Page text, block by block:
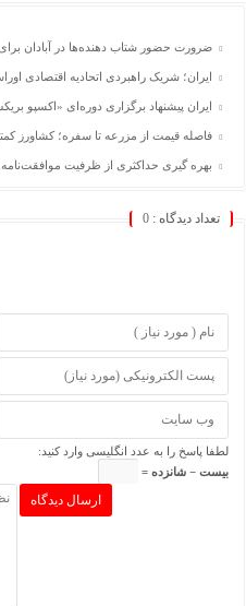
ضرورت حضور شتاب ‌دهنده‌ها در آبادان
ایران؛ شریک راهبردی اتحادیه اقتصادی
ایران پیشنهاد برگزاری دوره‌ای «اکسپو
فاصله قیمت از مزرعه تا سفره؛ کشاورز
بهره گیری حداکثری از ظرفیت موافقت‌نامه
تعداد دیدگاه : 0
لطفا پاسخ را به عدد انگلیسی وارد کنید:
بیست − شانزده =